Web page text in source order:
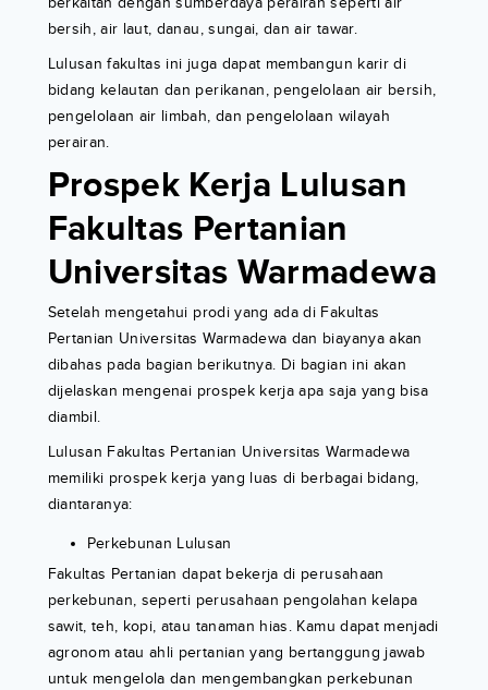
bersih, air laut, danau, sungai, dan air tawar.
Lulusan fakultas ini juga dapat membangun karir di
bidang kelautan dan perikanan, pengelolaan air bersih,
pengelolaan air limbah, dan pengelolaan wilayah
perairan.
Prospek Kerja Lulusan
Fakultas Pertanian
Universitas Warmadewa
Setelah mengetahui prodi yang ada di Fakultas
Pertanian Universitas Warmadewa dan biayanya akan
dibahas pada bagian berikutnya. Di bagian ini akan
dijelaskan mengenai prospek kerja apa saja yang bisa
diambil.
Lulusan Fakultas Pertanian Universitas Warmadewa
memiliki prospek kerja yang luas di berbagai bidang,
diantaranya:
Perkebunan Lulusan
Fakultas Pertanian dapat bekerja di perusahaan
perkebunan, seperti perusahaan pengolahan kelapa
sawit, teh, kopi, atau tanaman hias. Kamu dapat menjadi
agronom atau ahli pertanian yang bertanggung jawab
untuk mengelola dan mengembangkan perkebunan